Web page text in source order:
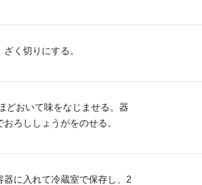
く切りにする。
どおいて味をなじませる。器
ろししょうがをのせる。
に入れて冷蔵室で保存し、2